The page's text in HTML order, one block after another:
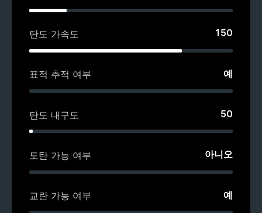
탄도 가속도 150
표적 추적 여부 예
탄도 내구도 50
도탄 가능 여부 아니오
교란 가능 여부 예